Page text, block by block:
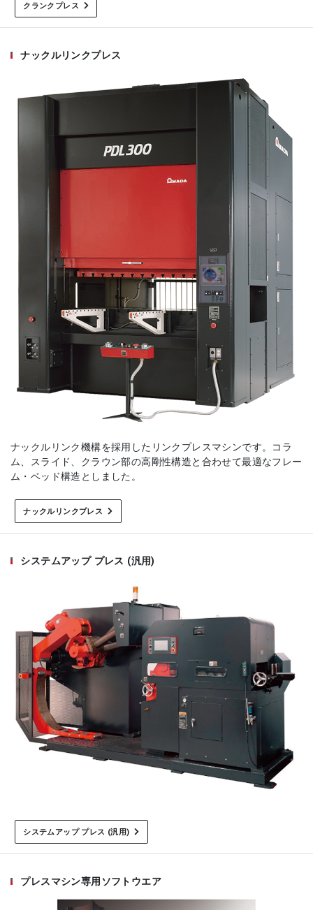
クランクプレス
ナックルリンクプレス
ナックルリンク機構を採用したリンクプレスマシンです。コラ
ム、スライド、クラウン部の高剛性構造と合わせて最適なフレー
ム・ベッド構造としました。
ナックルリンクプレス
システムアップ プレス (汎用)
システムアップ プレス (汎用)
プレスマシン専用ソフトウエア